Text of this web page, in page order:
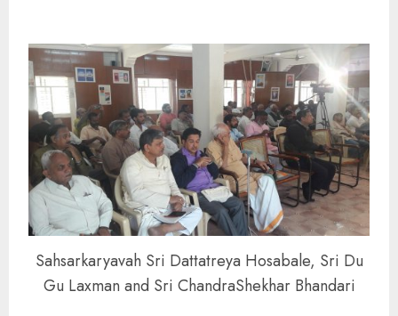
Sahsarkaryavah Sri Dattatreya Hosabale, Sri Du
Gu Laxman and Sri ChandraShekhar Bhandari